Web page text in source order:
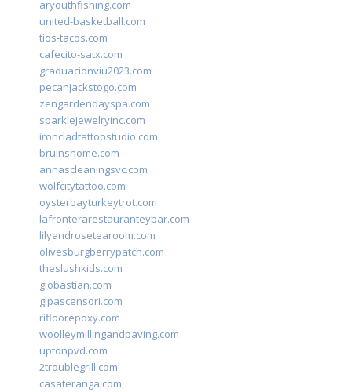
aryouthfishing.com
united-basketball.com
tios-tacos.com
cafecito-satx.com
graduacionviu2023.com
pecanjackstogo.com
zengardendayspa.com
sparklejewelryinc.com
ironcladtattoostudio.com
bruinshome.com
annascleaningsvc.com
wolfcitytattoo.com
oysterbayturkeytrot.com
lafronterarestauranteybar.com
lilyandrosetearoom.com
olivesburgberrypatch.com
theslushkids.com
giobastian.com
glpascensori.com
rifloorepoxy.com
woolleymillingandpaving.com
uptonpvd.com
2troublegrill.com
casateranga.com